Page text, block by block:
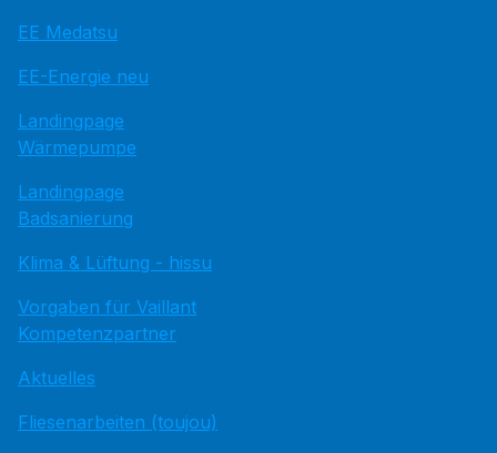
EE Medatsu
EE-Energie neu
Landingpage
Wärmepumpe
Landingpage
Badsanierung
Klima & Lüftung - hissu
Vorgaben für Vaillant
Kompetenzpartner
Aktuelles
Fliesenarbeiten (toujou)